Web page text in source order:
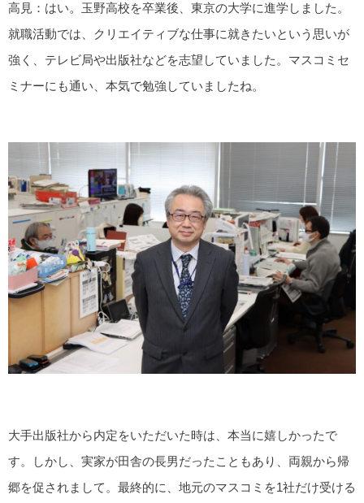
高見：はい。玉野高校を卒業後、東京の大学に進学しました。
就職活動では、クリエイティブな仕事に就きたいという思いが
強く、テレビ局や出版社などを志望していました。マスコミセ
ミナーにも通い、本気で勉強していましたね。
大手出版社から内定をいただいた時は、本当に嬉しかったで
す。しかし、実家が田舎の長男だったこともあり、両親から帰
郷を促されまして。最終的に、地元のマスコミを1社だけ受ける